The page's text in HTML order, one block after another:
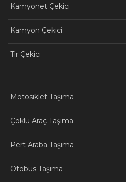
Kamyonet Çekici
Kamyon Çekici
Tır Çekici
Motosiklet Taşıma
Çoklu Araç Taşıma
Pert Araba Taşıma
Otobüs Taşıma